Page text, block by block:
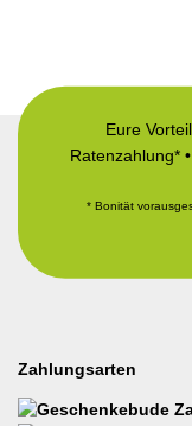
Eure
Ratenzahlung*
* Bonität
Zahlungsarten